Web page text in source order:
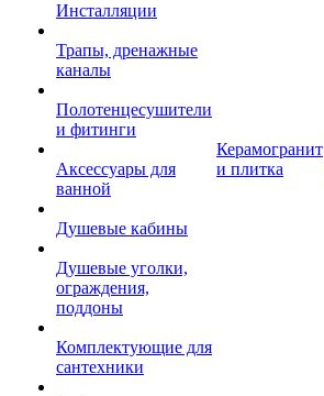
Инсталляции
Трапы, дренажные
каналы
Полотенцесушители
и фитинги
Аксессуары для
ванной
Душевые кабины
Душевые уголки,
ограждения,
поддоны
Комплектующие для
сантехники
Керамогранит
и плитка